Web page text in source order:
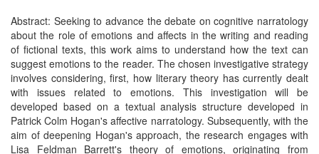
Abstract: Seeking to advance the debate on cognitive narratology
about the role of emotions and affects in the writing and reading
of fictional texts, this work aims to understand how the text can
suggest emotions to the reader. The chosen investigative strategy
involves considering, first, how literary theory has currently dealt
with issues related to emotions. This investigation will be
developed based on a textual analysis structure developed in
Patrick Colm Hogan's affective narratology. Subsequently, with the
aim of deepening Hogan's approach, the research engages with
Lisa Feldman Barrett's theory of emotions, originating from